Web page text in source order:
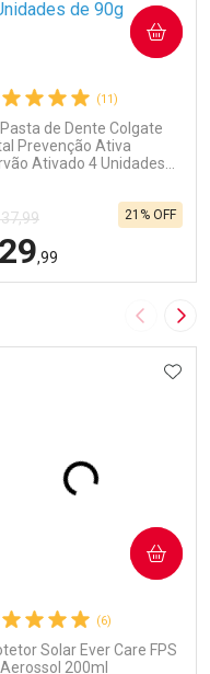
(11)
Pasta de Dente Colgate
Prevenção Ativa
Ativado 4 Unidades
29,99
21% OFF
COMPRAR
Desconto
Imagem
AOS FAVORITOS
(6)
Solar Ever Care FPS
200ml
COMPRAR